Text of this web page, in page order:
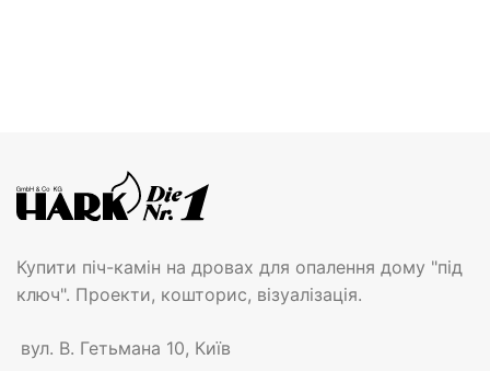
Купити піч-камін на дровах для опалення дому "під
ключ". Проекти, кошторис, візуалізація.
вул. В. Гетьмана 10, Київ